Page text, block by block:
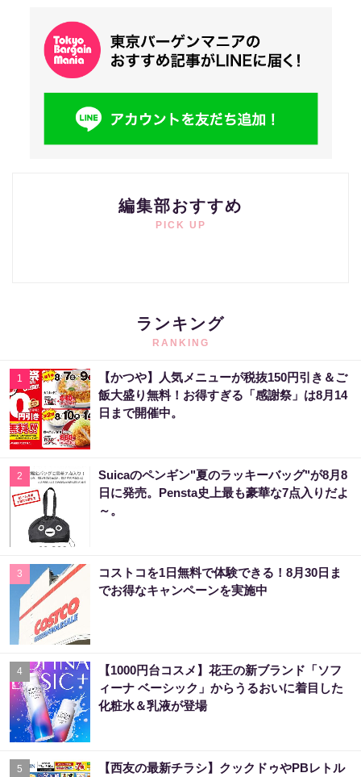
編集部おすすめ
PICK UP
ランキング
RANKING
1
【かつや】人気メニューが税抜150円引き＆ご
飯大盛り無料！お得すぎる「感謝祭」は8月14
日まで開催中。
2
Suicaのペンギン"夏のラッキーバッグ"が8月8
日に発売。Pensta史上最も豪華な7点入りだよ
～。
3
コストコを1日無料で体験できる！8月30日ま
でお得なキャンペーンを実施中
4
【1000円台コスメ】花王の新ブランド「ソフ
ィーナ ベーシック」からうるおいに着目した
化粧水＆乳液が登場
5
【西友の最新チラシ】クックドゥやPBレトル